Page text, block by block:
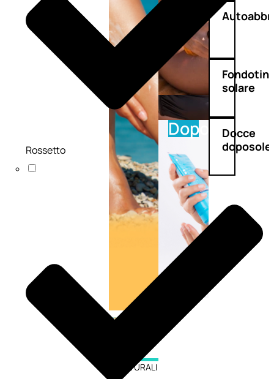
Doposole
solare
Docce
doposole
NATURALI
Rossetto